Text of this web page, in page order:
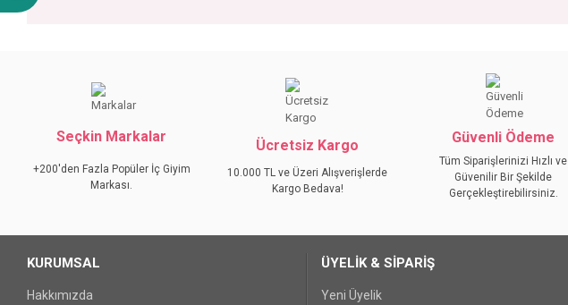
Ürün resmi kalitesiz, bozuk veya görüntülenemiyor.
Ürün açıklamasında eksik bilgiler bulunuyor.
Ürün bilgilerinde hatalar bulunuyor.
Ürün fiyatı diğer sitelerden daha pahalı.
Seçkin Markalar
+200'den Fazla Popüler İç Giyim
Markası.
Ücretsiz Kargo
10.000 TL ve Üzeri Alışverişlerde
Kargo Bedava!
Güvenli Ödeme
Tüm Siparişlerinizi Hızlı ve
Güvenilir Bir Şekilde
Gerçekleştirebilirsiniz.
KURUMSAL
Hakkımızda
ÜYELİK & SİPARİŞ
Yeni Üyelik